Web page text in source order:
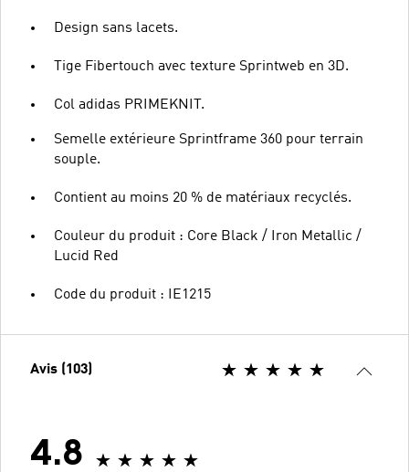
Design sans lacets.
Tige Fibertouch avec texture Sprintweb en 3D.
Col adidas PRIMEKNIT.
Semelle extérieure Sprintframe 360 pour terrain
souple.
Contient au moins 20 % de matériaux recyclés.
Couleur du produit : Core Black / Iron Metallic /
Lucid Red
Code du produit : IE1215
Avis (103)
4.8